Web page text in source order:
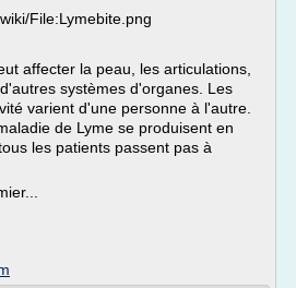
File:Lymebite.png
affecter la peau, les articulations,
systèmes d'organes. Les
varient d'une personne à l'autre.
de Lyme se produisent en
les patients passent pas à